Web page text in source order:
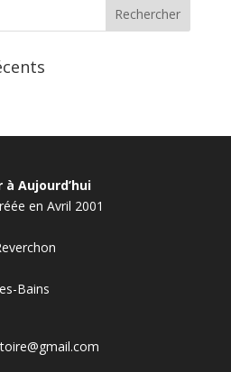
à Aujourd’hui
en Avril 2001
Bains